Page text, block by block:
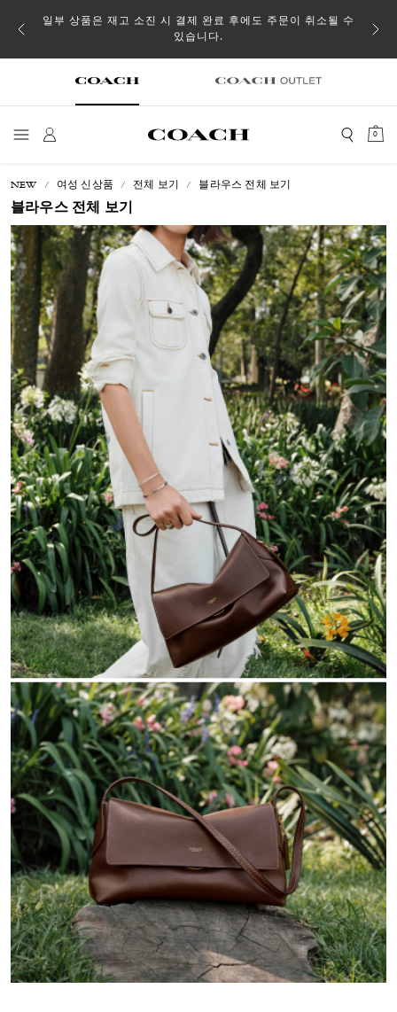
일부 상품은 재고 소진 시 결제 완료 후에도 주문이 취소될 수
있습니다.
0
NEW 여성 신상품 전체 보기 블라우스 전체 보기
블라우스 전체 보기